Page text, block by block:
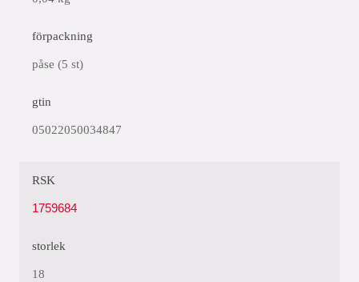
förpackning
påse (5 st)
gtin
05022050034847
RSK
1759684
storlek
18